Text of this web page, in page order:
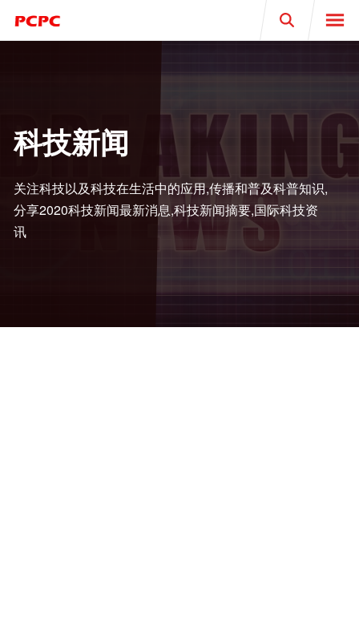
Search
科技新闻
关注科技以及科技在生活中的应用,传播和普及科普知识,
分享2020科技新闻最新消息,科技新闻摘要,国际科技资
讯